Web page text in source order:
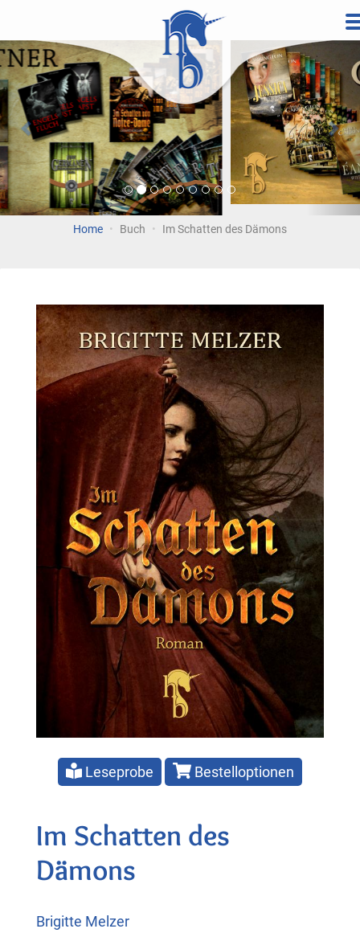
InhaltVorherige
Home Buch Im Schatten des Dämons
Leseprobe Bestelloptionen
Im Schatten des
Dämons
Brigitte Melzer